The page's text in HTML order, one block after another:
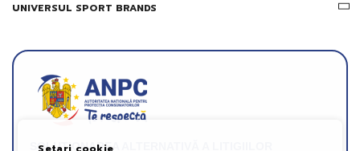
UNIVERSUL SPORT BRANDS
SOLUȚIONAREA ALTERNATIVĂ A LITIGIILOR